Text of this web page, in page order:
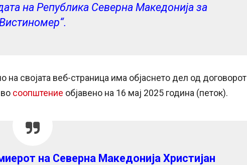
на Република Северна Македонија за
својата веб-страница има објаснето дел од договорот
соопштение објавено на 16 мај 2025 година (петок).
на Северна Македонија Христијан